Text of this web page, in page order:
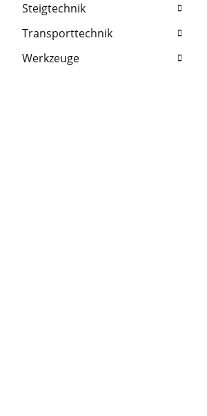
Steigtechnik
Transporttechnik
Werkzeuge